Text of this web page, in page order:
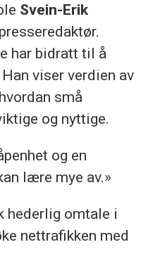
Svein-Erik
har bidratt til å
viser verdien av
små
og nyttige.
og en
lære mye av.»
hederlig omtale i
nettrafikken med